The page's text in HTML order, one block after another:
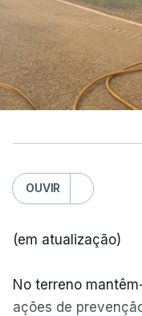
OUVIR
(em atualização)
No terreno
ações de